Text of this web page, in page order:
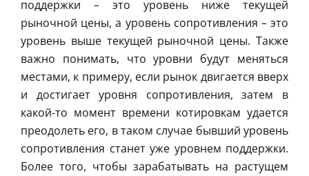
поддержки – это уровень ниже текущей
рыночной цены, а уровень сопротивления – это
уровень выше текущей рыночной цены. Также
важно понимать, что уровни будут меняться
местами, к примеру, если рынок двигается вверх
и достигает уровня сопротивления, затем в
какой-то момент времени котировкам удается
преодолеть его, в таком случае бывший уровень
сопротивления станет уже уровнем поддержки.
Более того, чтобы зарабатывать на растущем